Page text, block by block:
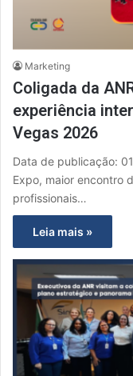
Marketing
Coligada da
experiência
Vegas 2026
Data de publicação:
Expo, maior encontro
profissionais…
Leia mais »